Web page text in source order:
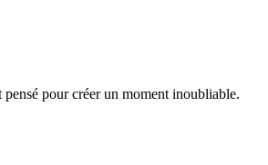
pour créer un moment inoubliable.